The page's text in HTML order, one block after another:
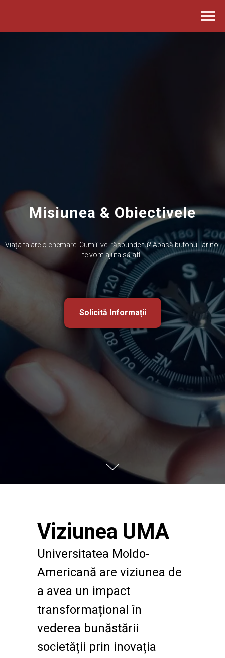
Misiunea & Obiectivele
Viața ta are o chemare. Cum îi vei răspunde tu? Apasă butonul iar noi
te vom ajuta să afli.
Solicită Informații
Viziunea UMA
Universitatea Moldo-
Americană are viziunea de
a avea un impact
transformațional în
vederea bunăstării
societății prin inovația